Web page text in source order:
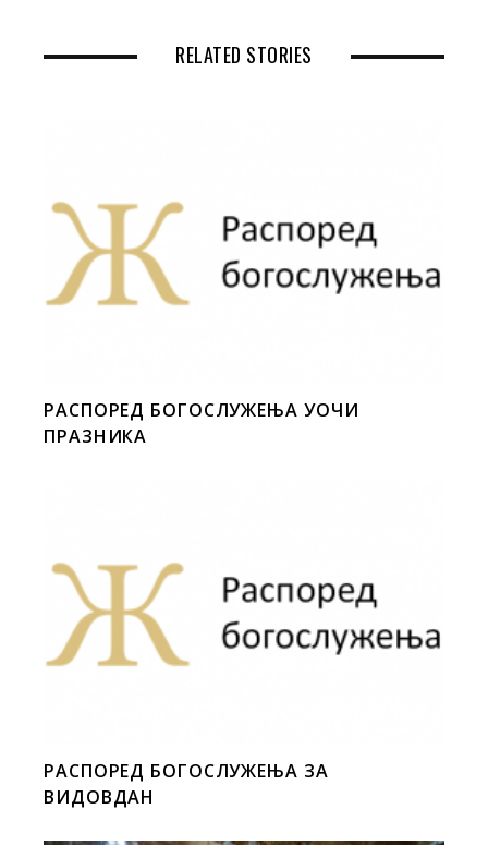
RELATED STORIES
РАСПОРЕД БОГОСЛУЖЕЊА УОЧИ
ПРАЗНИКА
РАСПОРЕД БОГОСЛУЖЕЊА ЗА
ВИДОВДАН